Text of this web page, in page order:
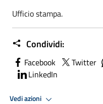
Ufficio stampa.
Condividi:
Facebook Twitter
LinkedIn
Vedi azioni